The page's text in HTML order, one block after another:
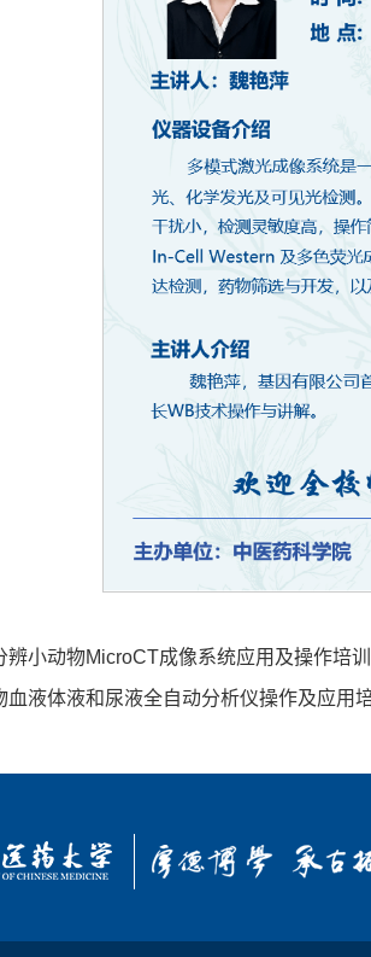
辨小动物MicroCT成像系统应用及操作培训
血液体液和尿液全自动分析仪操作及应用培